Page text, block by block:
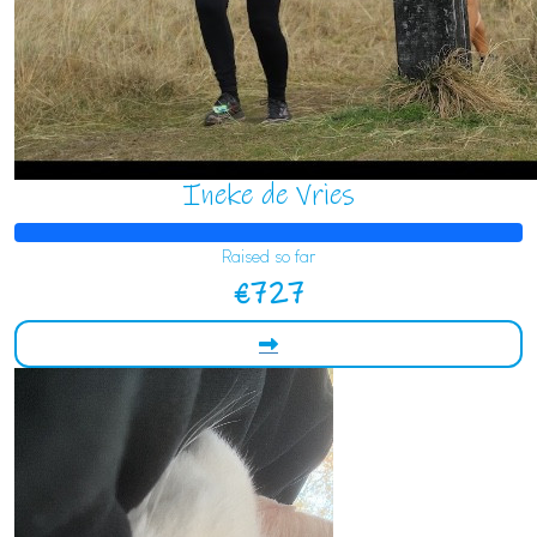
Ineke de Vries
Raised so far
€727